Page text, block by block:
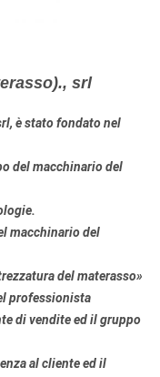
srl
è stato fondato nel
del macchinariodel
macchinario del
del materasso»
professionista
di vendite ed il gruppo
al cliente ed il